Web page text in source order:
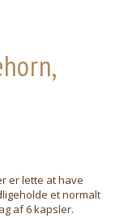
er lette at have
et normalt
af 6 kapsler.